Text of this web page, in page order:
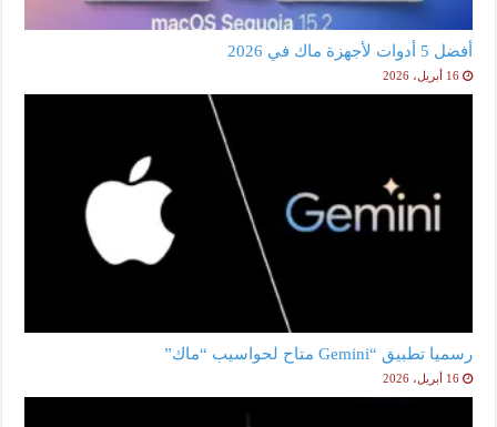
أفضل 5 أدوات لأجهزة ماك في 2026
16 أبريل، 2026
رسميا تطبيق “Gemini متاح لحواسيب “ماك”
16 أبريل، 2026